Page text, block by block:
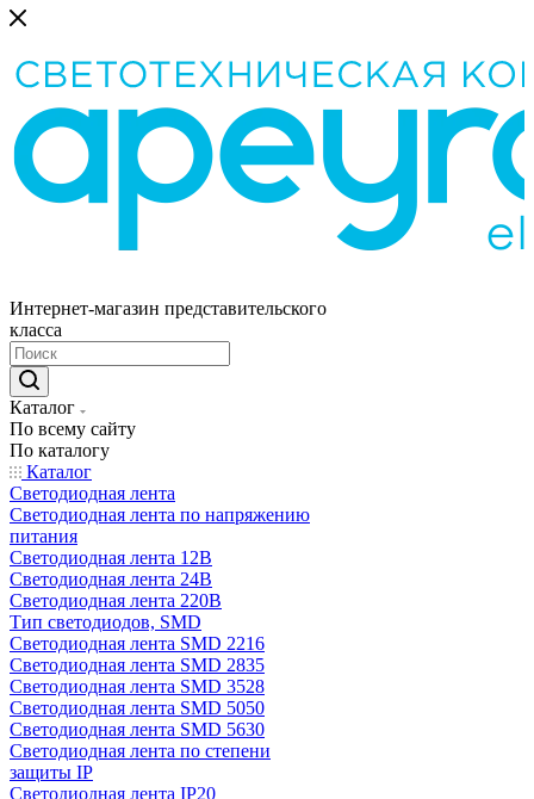
Интернет-магазин представительского
класса
Каталог
По всему сайту
По каталогу
Каталог
Светодиодная лента
Светодиодная лента по напряжению
питания
Светодиодная лента 12В
Светодиодная лента 24В
Светодиодная лента 220В
Тип светодиодов, SMD
Cветодиодная лента SMD 2216
Светодиодная лента SMD 2835
Светодиодная лента SMD 3528
Светодиодная лента SMD 5050
Светодиодная лента SMD 5630
Светодиодная лента по степени
защиты IP
Светодиодная лента IP20